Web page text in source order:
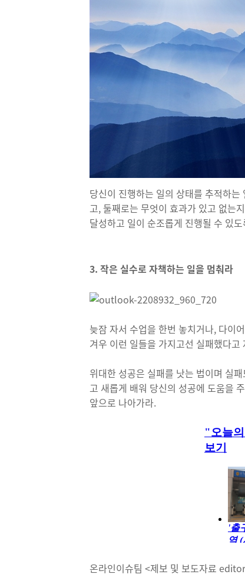
당신이 진행하는 일의 상태를 추적하
고, 둘째로는 무엇이 효과가 있고 없는
달성하고 일이 순조롭게 진행될 수 있
3. 작은 실수로 자책하는 일을 멈춰라
늦잠 자서 수업을 한번 놓치거나, 다이
겨우 이런 일들을 가지고선 실패했다
위대한 성공은 실패를 낫는 법이며 실
고 새롭게 배워 당신의 성공에 도움을
앞으로 나아가라.
온라인이슈팀 <제보 및 보도자료